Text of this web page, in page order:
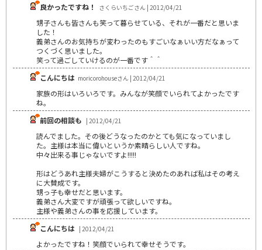
良かったですね！ さくらいちごさん | 2012/04/21
甥子さんも皆さんも笑って暮らせている、それが一番だと思いま
した！
義弟さんのお気持ちが変わったのもすごいなぁいい方だなぁって
つくづく思いました。
笑って過ごしていけるのが一番です＾＾
こんにちは moricorohouseさん | 2012/04/21
家族の形はいろいろです。みんなが笑顔でいられてよかったです
ね。
前回の相談も | 2012/04/21
読んでました。その後どうなったのかとても気になっていまし
た。主様は本当に偉いというか素晴らしい人ですね。
中々出来る事じゃないですよ!!!!!
形はどうあれ主様夫婦がこうすると決めたのあれば私はその考え
に大賛成です。
甥っ子も幸せだと思います。
義弟さん大変ですが頑張って欲しいですね。
主様や義弟さんの事を応援しています。
こんにちは | 2012/04/21
よかったですね！笑顔でいられて幸せそうです。